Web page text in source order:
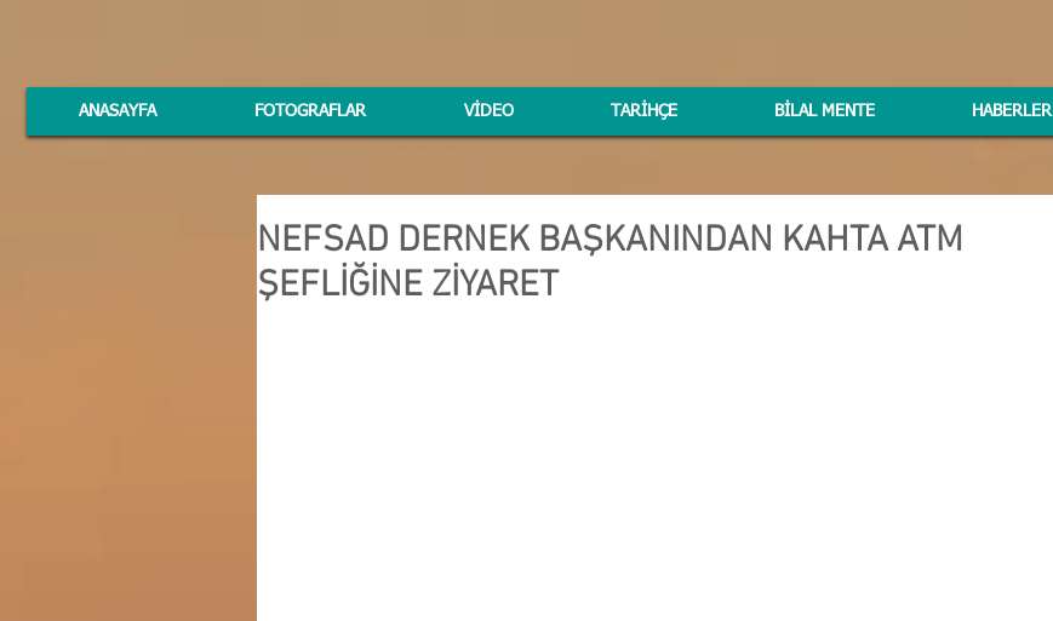
ANASAYFA FOTOGRAFLAR VİDEO TARİHÇE BİLAL MENTE HABERLER
NEFSAD DERNEK BAŞKANINDAN KAHTA ATM
ŞEFLİĞİNE ZİYARET